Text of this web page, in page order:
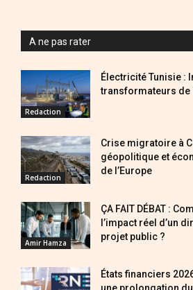
A ne pas rater
Redaction
Électricité Tunisie :
transformateurs de
Redaction
Crise migratoire à
géopolitique et
de l’Europe
Amir Hamza
ÇA FAIT DÉBAT :
l’impact réel d’un
projet public ?
États financiers